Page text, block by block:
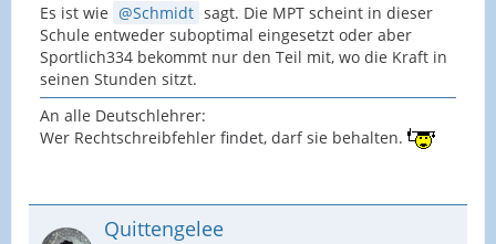
Es ist wie Schmidt sagt. Die MPT scheint in dieser
Schule entweder suboptimal eingesetzt oder aber
Sportlich334 bekommt nur den Teil mit, wo die Kraft in
seinen Stunden sitzt.
An alle Deutschlehrer:
Wer Rechtschreibfehler findet, darf sie behalten.
Quittengelee